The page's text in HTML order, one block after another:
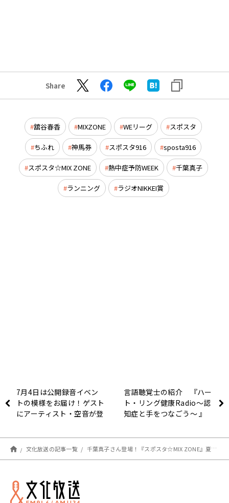
Share
舘谷春香 MIXZONE WEリーグ スポスタ
ちふれ 神馬券 スポスタ916 sposta916
スポスタ☆MIX ZONE 熱中症予防WEEK 千葉真子
ランニング ラジオNIKKEI賞
7月4日は公開録音イベン
トの模様をお届け！ゲスト
にアーティスト・空音が登
山崎紘菜 Heat & Heart!』
言語聴覚士の紹介 『ハー
ト・リング健康Radio～認
知症と手をつなごう〜 』
文化放送の記事一覧 千葉真子さん登場！『スポスタ☆MIX ZONE』夏到来！ランニングと熱中症対策！！